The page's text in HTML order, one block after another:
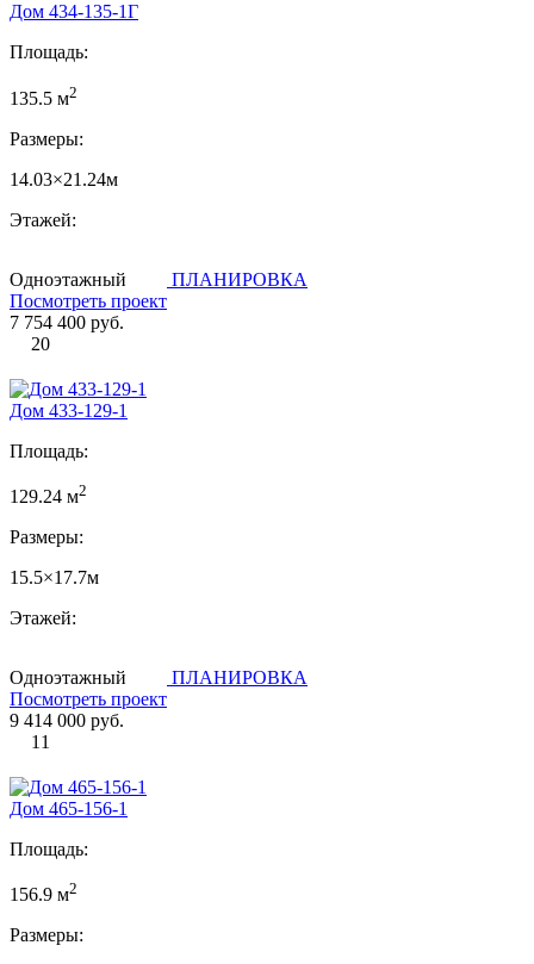
Дом 434-135-1Г
Площадь:
135.5 м2
Размеры:
14.03×21.24м
Этажей:
Одноэтажный
ПЛАНИРОВКА
Посмотреть проект
7 754 400 руб.
20
Дом 433-129-1
Площадь:
129.24 м2
Размеры:
15.5×17.7м
Этажей:
Одноэтажный
ПЛАНИРОВКА
Посмотреть проект
9 414 000 руб.
11
Дом 465-156-1
Площадь:
156.9 м2
Размеры: